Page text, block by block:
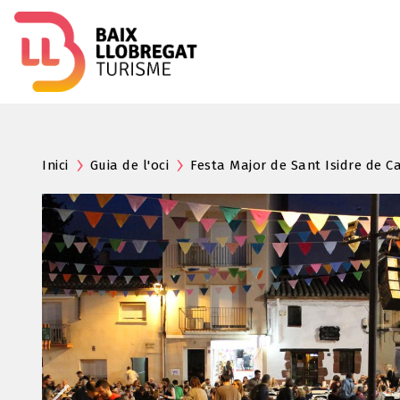
Inici Guia de l'oci Festa Major de Sant Isidre de